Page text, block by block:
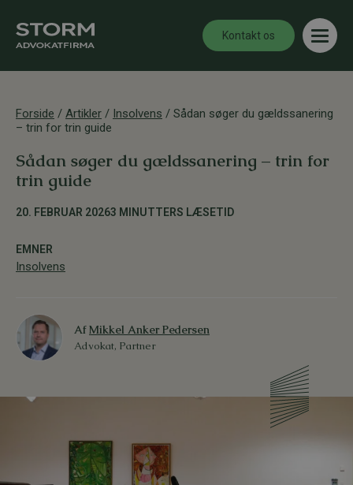
Kontakt os
Forside / Artikler / Insolvens / Sådan søger du gældssanering
– trin for trin guide
Sådan søger du gældssanering – trin for
trin guide
20. FEBRUAR 20263 MINUTTERS LÆSETID
EMNER
Insolvens
AfMikkel Anker Pedersen
Advokat, Partner